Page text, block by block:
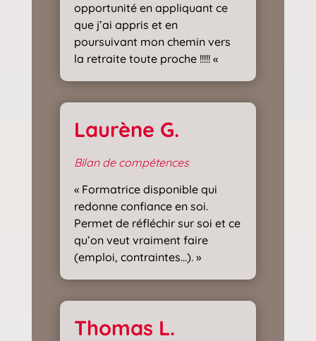
opportunité en appliquant ce
que j’ai appris et en
poursuivant mon chemin vers
la retraite toute proche !!!!! «
Laurène G.
Bilan de compétences
« Formatrice disponible qui
redonne confiance en soi.
Permet de réfléchir sur soi et ce
qu’on veut vraiment faire
(emploi, contraintes…). »
Thomas L.